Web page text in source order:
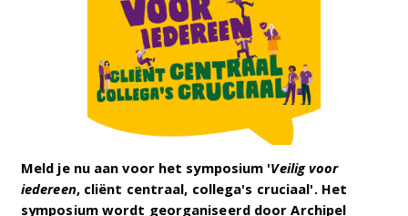
Meld je nu aan voor het symposium 'Veilig voor
iedereen, cliënt centraal, collega's cruciaal'. Het
symposium wordt georganiseerd door Archipel